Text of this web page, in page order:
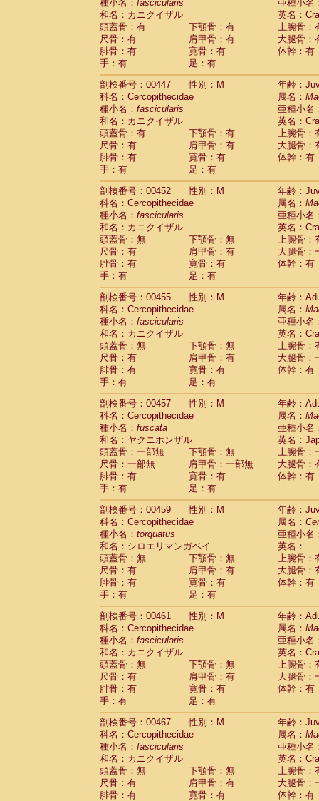
種小名： fascicularis
亜種小名
和名：カニクイザル
英名：
頭蓋骨：有
下顎骨：有
上腕骨：
尺骨：有
肩甲骨：有
大腿骨：
腓骨：有
寛骨：有
体幹：有
手：有
足：有
剖検番号：00447
性別：M
年齢：
科名：Cercopithecidae
属名：
種小名： fascicularis
亜種小名
和名：カニクイザル
英名：
頭蓋骨：有
下顎骨：有
上腕骨：
尺骨：有
肩甲骨：有
大腿骨：
腓骨：有
寛骨：有
体幹：有
手：有
足：有
剖検番号：00452
性別：M
年齢：
科名：Cercopithecidae
属名：
種小名： fascicularis
亜種小名
和名：カニクイザル
英名：
頭蓋骨：無
下顎骨：無
上腕骨：
尺骨：有
肩甲骨：有
大腿骨：
腓骨：有
寛骨：有
体幹：有
手：有
足：有
剖検番号：00455
性別：M
年齢：
科名：Cercopithecidae
属名：
種小名： fascicularis
亜種小名
和名：カニクイザル
英名：
頭蓋骨：無
下顎骨：無
上腕骨：
尺骨：有
肩甲骨：有
大腿骨：
腓骨：有
寛骨：有
体幹：有
手：有
足：有
剖検番号：00457
性別：M
年齢：
科名：Cercopithecidae
属名：
種小名： fuscata
亜種小名
和名：ヤクニホンザル
英名：
頭蓋骨：一部無
下顎骨：無
上腕骨：
尺骨：一部無
肩甲骨：一部無
大腿骨：
腓骨：有
寛骨：有
体幹：有
手：有
足：有
剖検番号：00459
性別：M
年齢：
科名：Cercopithecidae
属名：
種小名： torquatus
亜種小名
和名：シロエリマンガベイ
英名：
頭蓋骨：無
下顎骨：無
上腕骨：
尺骨：有
肩甲骨：有
大腿骨：
腓骨：有
寛骨：有
体幹：有
手：有
足：有
剖検番号：00461
性別：M
年齢：
科名：Cercopithecidae
属名：
種小名： fascicularis
亜種小名
和名：カニクイザル
英名：
頭蓋骨：無
下顎骨：無
上腕骨：
尺骨：有
肩甲骨：有
大腿骨：
腓骨：有
寛骨：有
体幹：有
手：有
足：有
剖検番号：00467
性別：M
年齢：
科名：Cercopithecidae
属名：
種小名： fascicularis
亜種小名
和名：カニクイザル
英名：
頭蓋骨：無
下顎骨：無
上腕骨：
尺骨：有
肩甲骨：有
大腿骨：
腓骨：有
寛骨：有
体幹：有